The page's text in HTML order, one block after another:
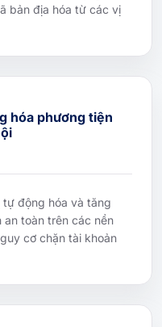
bản địa hóa từ các vị
hóa phương tiện
tự động hóa và tăng
toàn trên các nền
cơ chặn tài khoản